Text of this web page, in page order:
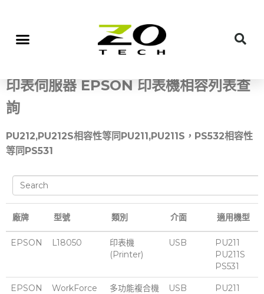
印表伺服器 EPSON 印表機相容列表查
詢
PU212,PU212S相容性等同PU211,PU211S，PS532相容性
等同PS531
廠牌 型號 類別 介面 適用機型
EPSON L18050
印表機
(Printer)
USB
PU211
PU211S
PS531
EPSON
WorkForce
多功能複合機
USB
PU211